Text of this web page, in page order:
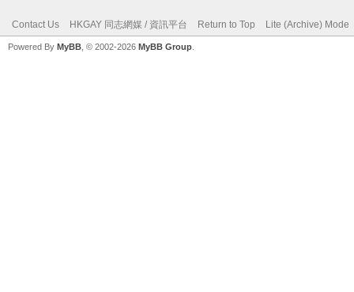
Contact Us HKGAY 同志網媒 / 資訊平台 Return to Top Lite (Archive) Mode
Powered By MyBB , © 2002-2026 MyBB Group